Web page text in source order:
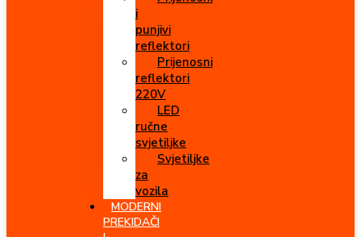
i
punjivi
reflektori
Prijenosni
reflektori
220V
LED
ručne
svjetiljke
Svjetiljke
za
vozila
MODERNI
PREKIDAČI